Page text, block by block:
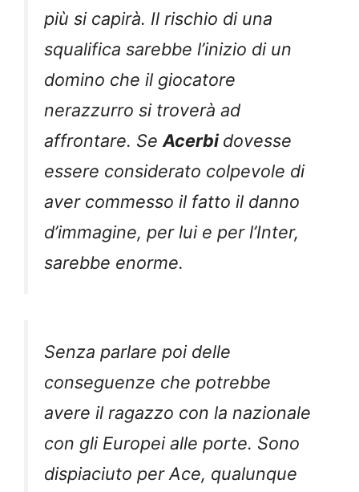
più si capirà. Il rischio di una
squalifica sarebbe l’inizio di un
domino che il giocatore
nerazzurro si troverà ad
affrontare. SeAcerbidovesse
essere considerato colpevole di
aver commesso il fatto il danno
d’immagine, per lui e per l’Inter,
sarebbe enorme.
Senza parlare poi delle
conseguenze che potrebbe
avere il ragazzo con la nazionale
con gli Europei alle porte. Sono
dispiaciuto per Ace, qualunque